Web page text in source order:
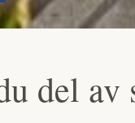
del